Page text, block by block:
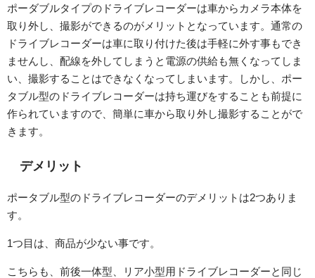
ポーダブルタイプのドライブレコーダーは車からカメラ本体を
取り外し、撮影ができるのがメリットとなっています。通常の
ドライブレコーダーは車に取り付けた後は手軽に外す事もでき
ませんし、配線を外してしまうと電源の供給も無くなってしま
い、撮影することはできなくなってしまいます。しかし、ポー
タブル型のドライブレコーダーは持ち運びをすることも前提に
作られていますので、簡単に車から取り外し撮影することがで
きます。
デメリット
ポータブル型のドライブレコーダーのデメリットは2つありま
す。
1つ目は、商品が少ない事です。
こちらも、前後一体型、リア小型用ドライブレコーダーと同じ